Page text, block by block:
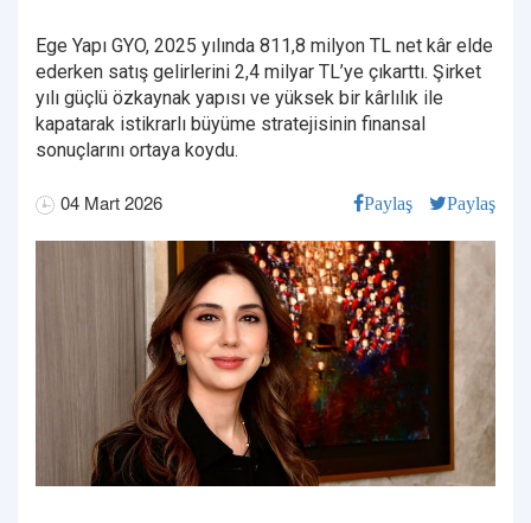
Ege Yapı GYO, 2025 yılında 811,8 milyon TL net kâr elde
ederken satış gelirlerini 2,4 milyar TL’ye çıkarttı. Şirket
yılı güçlü özkaynak yapısı ve yüksek bir kârlılık ile
kapatarak istikrarlı büyüme stratejisinin finansal
sonuçlarını ortaya koydu.
04 Mart 2026 Paylaş Paylaş